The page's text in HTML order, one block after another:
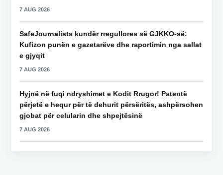
7 AUG 2026
SafeJournalists kundër rregullores së GJKKO-së:
Kufizon punën e gazetarëve dhe raportimin nga sallat
e gjyqit
7 AUG 2026
Hyjnë në fuqi ndryshimet e Kodit Rrugor! Patentë
përjetë e hequr për të dehurit përsëritës, ashpërsohen
gjobat për celularin dhe shpejtësinë
7 AUG 2026